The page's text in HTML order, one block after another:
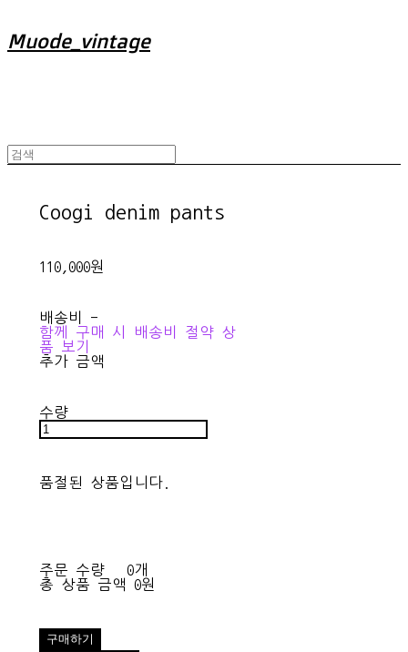
Muode_vintage
Coogi denim pants
110,000원
배송비 -
함께 구매 시 배송비 절약 상
품 보기
추가 금액
수량
품절된 상품입니다.
주문 수량
0개
총 상품 금액
0원
구매하기